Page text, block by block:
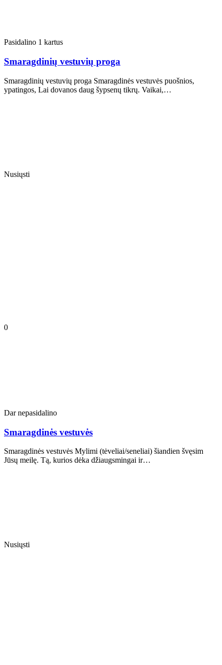
Pasidalino 1 kartus
Smaragdinių vestuvių proga
Smaragdinių vestuvių proga Smaragdinės vestuvės puošnios,
ypatingos, Lai dovanos daug šypsenų tikrų. Vaikai,…
Nusiųsti
0
Dar nepasidalino
Smaragdinės vestuvės
Smaragdinės vestuvės Mylimi (tėveliai/seneliai) šiandien švęsim
Jūsų meilę. Tą, kurios dėka džiaugsmingai ir…
Nusiųsti